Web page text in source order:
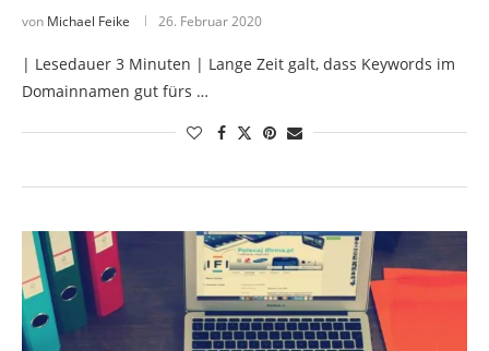
von Michael Feike 26. Februar 2020
| Lesedauer 3 Minuten | Lange Zeit galt, dass Keywords im
Domainnamen gut fürs …